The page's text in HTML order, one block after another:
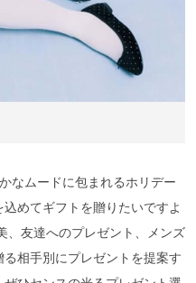
ムードに包まれるホリデー
めてギフトを贈りたいですよ
、友達へのプレゼント、メンズ
相手別にプレゼントを提案す